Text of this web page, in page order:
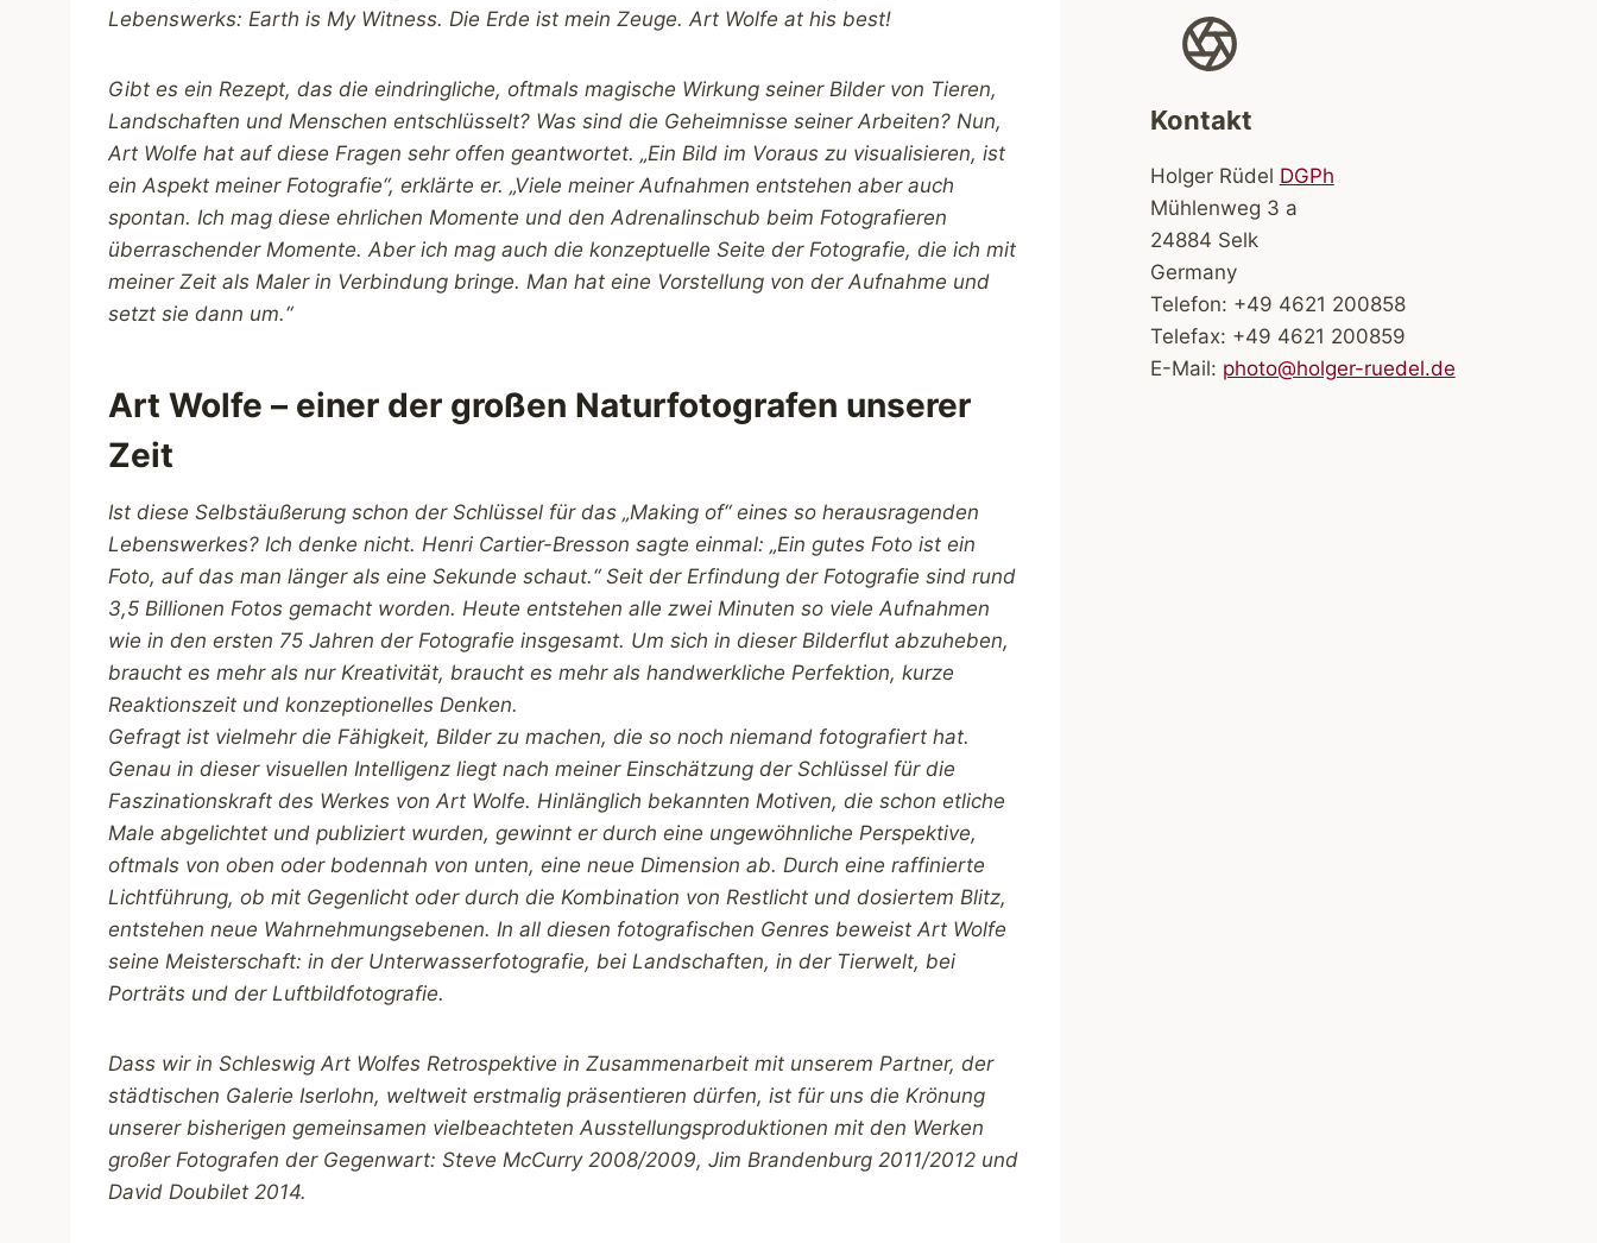
Lebenswerks: Earth is My Witness. Die Erde ist mein Zeuge. Art Wolfe at his best!
Gibt es ein Rezept, das die eindringliche, oftmals magische Wirkung seiner Bilder von Tieren,
Landschaften und Menschen entschlüsselt? Was sind die Geheimnisse seiner Arbeiten? Nun,
Art Wolfe hat auf diese Fragen sehr offen geantwortet. „Ein Bild im Voraus zu visualisieren, ist
ein Aspekt meiner Fotografie“, erklärte er. „Viele meiner Aufnahmen entstehen aber auch
spontan. Ich mag diese ehrlichen Momente und den Adrenalinschub beim Fotografieren
überraschender Momente. Aber ich mag auch die konzeptuelle Seite der Fotografie, die ich mit
meiner Zeit als Maler in Verbindung bringe. Man hat eine Vorstellung von der Aufnahme und
setzt sie dann um.“
Art Wolfe – einer der großen Naturfotografen unserer
Zeit
Ist diese Selbstäußerung schon der Schlüssel für das „Making of“ eines so herausragenden
Lebenswerkes? Ich denke nicht. Henri Cartier-Bresson sagte einmal: „Ein gutes Foto ist ein
Foto, auf das man länger als eine Sekunde schaut.“ Seit der Erfindung der Fotografie sind rund
3,5 Billionen Fotos gemacht worden. Heute entstehen alle zwei Minuten so viele Aufnahmen
wie in den ersten 75 Jahren der Fotografie insgesamt. Um sich in dieser Bilderflut abzuheben,
braucht es mehr als nur Kreativität, braucht es mehr als handwerkliche Perfektion, kurze
Reaktionszeit und konzeptionelles Denken.
Gefragt ist vielmehr die Fähigkeit, Bilder zu machen, die so noch niemand fotografiert hat.
Genau in dieser visuellen Intelligenz liegt nach meiner Einschätzung der Schlüssel für die
Faszinationskraft des Werkes von Art Wolfe. Hinlänglich bekannten Motiven, die schon etliche
Male abgelichtet und publiziert wurden, gewinnt er durch eine ungewöhnliche Perspektive,
oftmals von oben oder bodennah von unten, eine neue Dimension ab. Durch eine raffinierte
Lichtführung, ob mit Gegenlicht oder durch die Kombination von Restlicht und dosiertem Blitz,
entstehen neue Wahrnehmungsebenen. In all diesen fotografischen Genres beweist Art Wolfe
seine Meisterschaft: in der Unterwasserfotografie, bei Landschaften, in der Tierwelt, bei
Porträts und der Luftbildfotografie.
Dass wir in Schleswig Art Wolfes Retrospektive in Zusammenarbeit mit unserem Partner, der
städtischen Galerie Iserlohn, weltweit erstmalig präsentieren dürfen, ist für uns die Krönung
unserer bisherigen gemeinsamen vielbeachteten Ausstellungsproduktionen mit den Werken
großer Fotografen der Gegenwart: Steve McCurry 2008/2009, Jim Brandenburg 2011/2012 und
David Doubilet 2014.
Kontakt
Holger Rüdel DGPh
Mühlenweg 3 a
24884 Selk
Germany
Telefon: +49 4621 200858
Telefax: +49 4621 200859
E-Mail: photo@holger-ruedel.de